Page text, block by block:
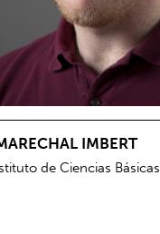
IMBERT
de Ciencias Básicas